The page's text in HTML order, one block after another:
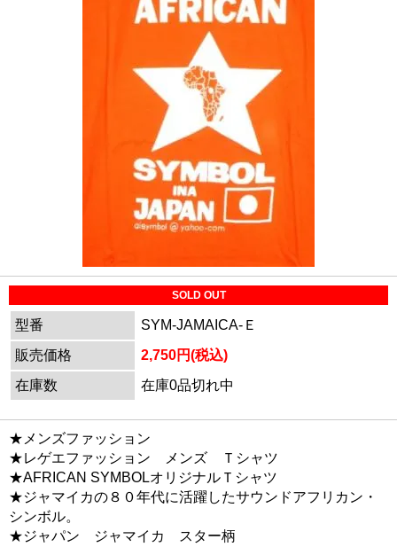
SOLD OUT
型番
SYM-JAMAICA-Ｅ
販売価格
2,750円(税込)
在庫数
在庫0品切れ中
★メンズファッション
★レゲエファッション メンズ Ｔシャツ
★AFRICAN SYMBOLオリジナルＴシャツ
★ジャマイカの８０年代に活躍したサウンドアフリカン・
シンボル。
★ジャパン ジャマイカ スター柄